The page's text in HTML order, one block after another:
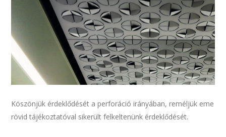
Köszönjük érdeklődését a perforáció irányában, reméljük eme
rövid tájékoztatóval sikerült felkeltenünk érdeklődését.